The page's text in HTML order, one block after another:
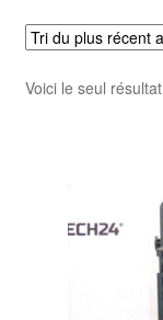
Voici le seul résultat